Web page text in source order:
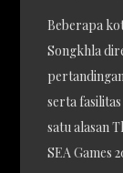
Beberapa
Songkhla
serta
satu alasan
SEA Games